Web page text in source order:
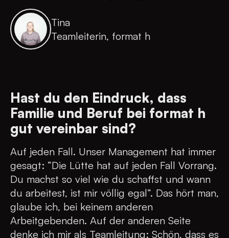
Tina
Teamleiterin, format h
Hast du den Eindruck, dass
Familie und Beruf bei format h
gut vereinbar sind?
Auf jeden Fall. Unser Management hat immer
gesagt: “Die Lütte hat auf jeden Fall Vorrang.
Du machst so viel wie du schaffst und wann
du arbeitest, ist mir völlig egal”. Das hört man,
glaube ich, bei keinem anderen
Arbeitgebenden. Auf der anderen Seite
denke ich mir als Teamleitung: Schön, dass es